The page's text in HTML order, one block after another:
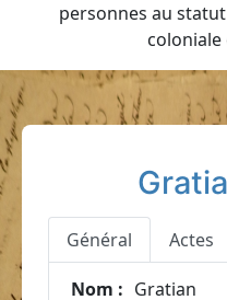
personnes au
Général Actes
Nom : Gratian